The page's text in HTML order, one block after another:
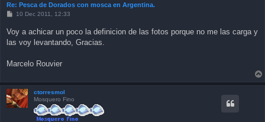
Re: Pesca de Dorados con mosca en Argentina.
P
t
10 Dec 2011, 12:33
Voy a achicar un poco la definicion de las fotos porque no me las carga y
las voy levantando, Gracias.
Marcelo Rouvier
ctorresmol
Mosquero Fino